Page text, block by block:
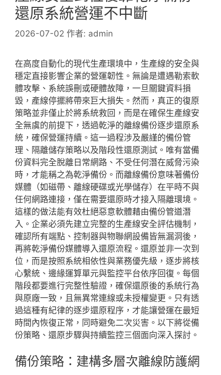
還原系統營運不中斷
2026-07-02 作者: admin
在高度自動化的現代生產環境中，生產線的安全與
穩定直接影響企業的營運韌性。無論是遭遇勒索軟
體攻擊、系統誤刪或硬體故障，一旦關鍵資料損
毀，產線停擺將帶來巨大損失。然而，真正的復原
策略並非僅止於將系統救回，而是在確保生產線安
全無虞的前提下，透過乾淨的離線備份逐步還原系
統，確保營運持續。這一過程涉及嚴謹的備份管
理、隔離儲存策略以及階段性還原測試。唯有當備
份資料完全脫離日常網路、不受任何潛在威脅污染
時，才能稱之為乾淨備份。而離線備份意味著備份
媒體（如磁帶、離線硬碟或光學儲存）在平時不與
任何網路連接，僅在需要還原時才接入隔離環境。
這樣的做法能有效杜絕惡意軟體藉由備份管道潛
入。企業必須先建立完整的生產線安全評估機制，
確認所有端點、控制器與物聯網設備皆無漏洞後，
再將乾淨備份媒體導入還原流程。還原並非一次到
位，而是按照系統相依性與業務優先級，逐步將核
心繫統、邊緣運算單元與監控平台依序回復。每個
階段都要進行完整性驗證，確保還原後的系統行為
與原廠一致，且無異常連線或未授權變更。只有透
過這種有紀律的逐步還原程序，才能讓營運在最短
時間內恢復正常，同時避免二次災害。以下將從備
份策略、還原步驟與持續監控三個面向深入探討。
備份策略：建構多層次離線防護網